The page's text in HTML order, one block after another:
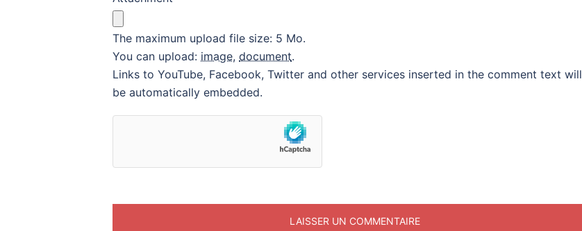
The maximum upload file size: 5 Mo.
You can upload: image, document.
Links to YouTube, Facebook, Twitter and other services inserted in the comment text will
be automatically embedded.